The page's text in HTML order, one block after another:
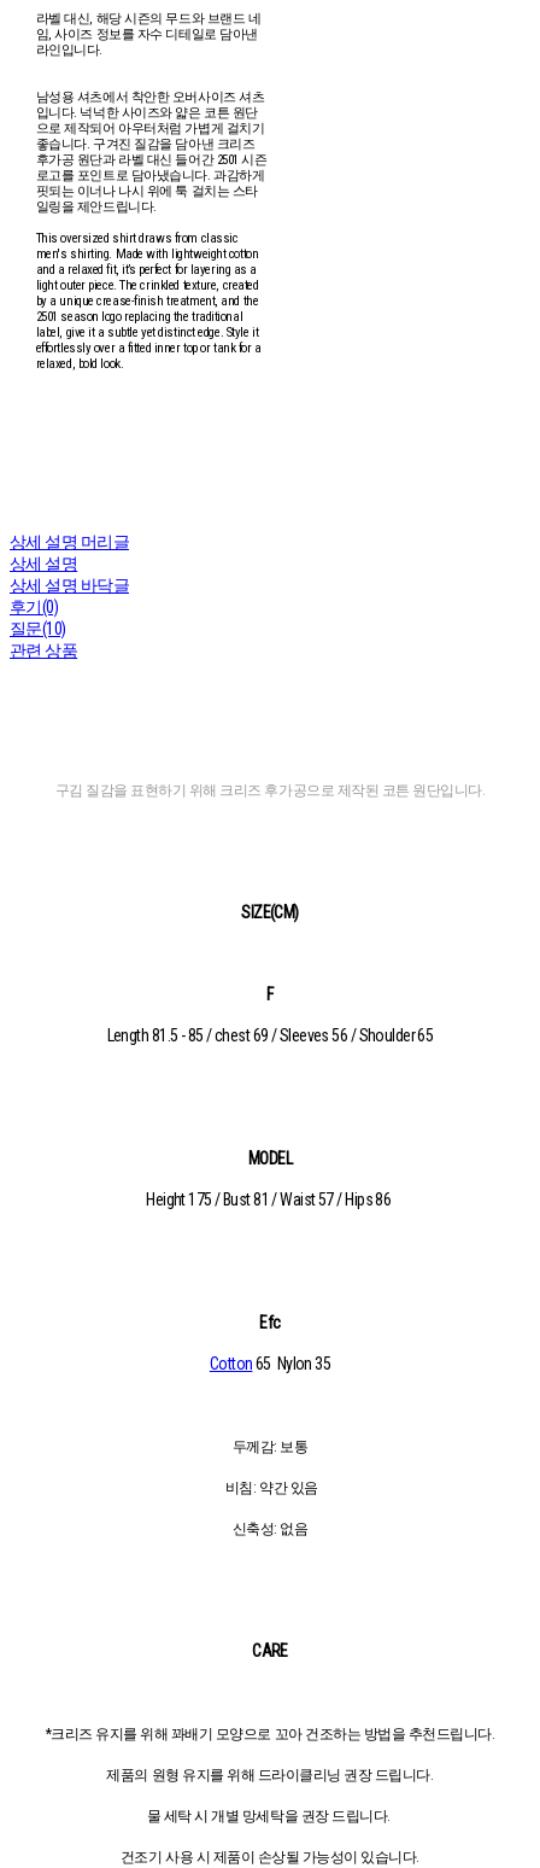
라벨 대신, 해당 시즌의 무드와 브랜드 네
임, 사이즈 정보를 자수 디테일로 담아낸
라인입니다.
남성용 셔츠에서 착안한 오버사이즈 셔츠
입니다. 넉넉한 사이즈와 얇은 코튼 원단
으로 제작되어 아우터처럼 가볍게 걸치기
좋습니다. 구겨진 질감을 담아낸 크리즈
후가공 원단과 라벨 대신 들어간 2501 시즌
로고를 포인트로 담아냈습니다. 과감하게
핏되는 이너나 나시 위에 툭 걸치는 스타
일링을 제안드립니다.
This oversized shirt draws from classic
men's shirting. Made with lightweight cotton
and a relaxed fit, it’s perfect for layering as a
light outer piece. The crinkled texture, created
by a unique crease-finish treatment, and the
2501 season logo replacing the traditional
label, give it a subtle yet distinct edge. Style it
effortlessly over a fitted inner top or tank for a
relaxed, bold look.
상세 설명 머리글
상세 설명
상세 설명 바닥글
후기(0)
질문(10)
관련 상품
구김 질감을 표현하기 위해 크리즈 후가공으로 제작된 코튼 원단입니다.
SIZE(CM)
F
Length 81.5 - 85 / chest 69 / Sleeves 56 / Shoulder 65
MODEL
Height 175 / Bust 81 / Waist 57 / Hips 86
Efc
Cotton65 Nylon 35
두께감: 보통
비침: 약간 있음
신축성: 없음
CARE
*크리즈 유지를 위해 꽈배기 모양으로 꼬아 건조하는 방법을 추천드립니다.
제품의 원형 유지를 위해 드라이클리닝 권장 드립니다.
물 세탁 시 개별 망세탁을 권장 드립니다.
건조기 사용 시 제품이 손상될 가능성이 있습니다.